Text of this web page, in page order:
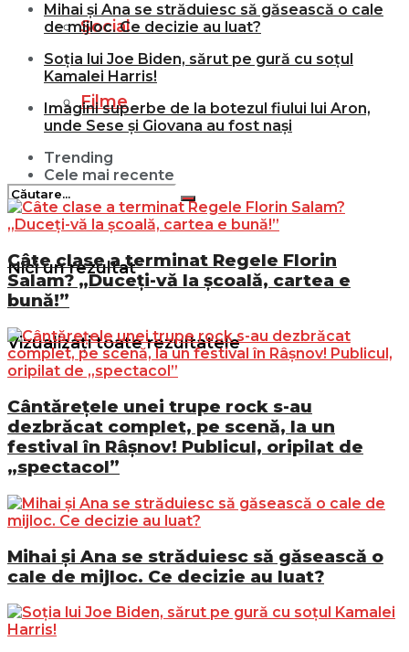
Social
Filme
Nici un rezultat
Vizualizați toate rezultatele
Mihai și Ana se străduiesc să găsească o cale
de mijloc. Ce decizie au luat?
Soția lui Joe Biden, sărut pe gură cu soțul
Kamalei Harris!
Imagini superbe de la botezul fiului lui Aron,
unde Sese și Giovana au fost nași
Trending
Cele mai recente
Câte clase a terminat Regele Florin
Salam? „Duceți-vă la școală, cartea e
bună!”
Cântărețele unei trupe rock s-au
dezbrăcat complet, pe scenă, la un
festival în Râșnov! Publicul, oripilat de
„spectacol”
Mihai și Ana se străduiesc să găsească o
cale de mijloc. Ce decizie au luat?